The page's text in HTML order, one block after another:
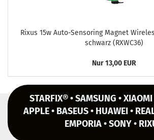
Rixus 15w Auto-​Sensoring Ma­gnet
schwarz (RXWC36)
Nur 13,00 EUR
STARFIX® • SAMSUNG • XIAOMI
APPLE • BASEUS • HUAWEI •
EMPORIA • SONY •